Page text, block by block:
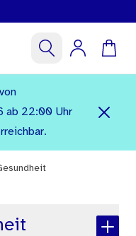
ab 22:00 Uhr